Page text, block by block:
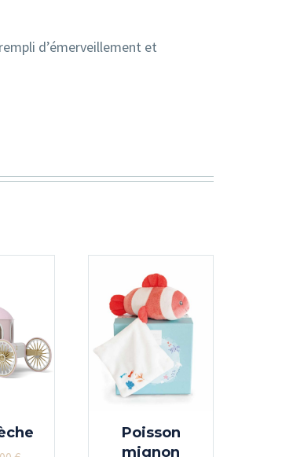
d’émerveillement et
Poisson
mignon